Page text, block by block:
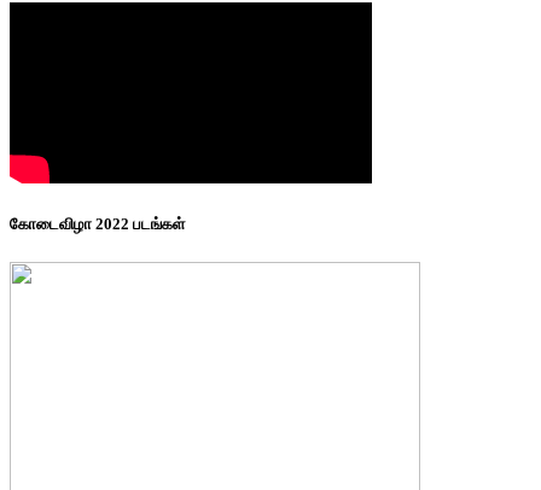
கோடைவிழா 2022 படங்கள்